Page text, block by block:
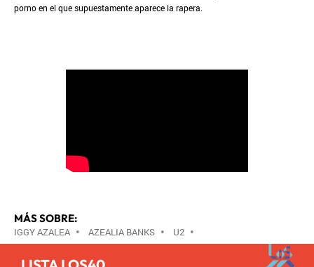
porno en el que supuestamente aparece la rapera.
MÁS SOBRE:
IGGY AZALEA • AZEALIA BANKS • U2 •